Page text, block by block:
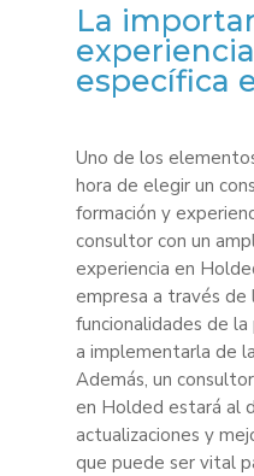
La
específica
Uno de los
hora de elegir un
formación y
consultor con un
experiencia en
empresa a través de
funcionalidades de
a implementarla de
Además, un
en Holded estará al
actualizaciones y
que puede ser vital